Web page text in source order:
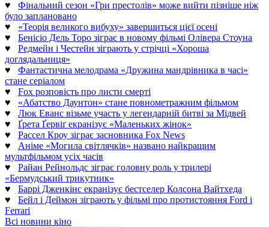
♥ Фінальний сезон «Гри престолів» може вийти пізніше ніж
було заплановано
♥ «Теорія великого вибуху» завершиться цієї осені
♥ Бенісіо Дель Торо зіграє в новому фільмі Олівера Стоуна
♥ Редмейн і Честейн зіграють у стрічці «Хороша
доглядальниця»
♥ Фантастична мелодрама «Дружина мандрівника в часі»
стане серіалом
♥ Fox розповість про листи смерті
♥ «Абатство Даунтон» стане повнометражним фільмом
♥ Люк Еванс візьме участь у легендарній битві за Мідвей
♥ Ґрета Ґервіґ екранізує «Маленьких жінок»
♥ Рассел Кроу зіграє засновника Fox News
♥ Аніме «Могила світлячків» названо найкращим
мультфільмом усіх часів
♥ Райан Рейнольдс зіграє головну роль у трилері
«Бермудський трикутник»
♥ Баррі Дженкінс екранізує бестселер Колсона Вайтхеда
♥ Бейл і Деймон зіграють у фільмі про протистояння Ford і
Ferrari
Всі новини кіно